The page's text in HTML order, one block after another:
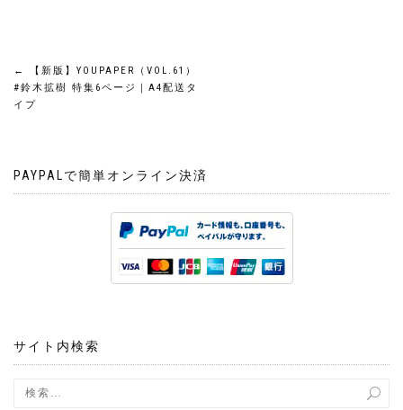
投
稿
ビ
ョ
ン
←
【新版】YOUPAPER（VOL.61）
#鈴木拡樹 特集6ページ｜A4配送タ
イプ
PAYPALで簡単オンライン決済
サイト内検索